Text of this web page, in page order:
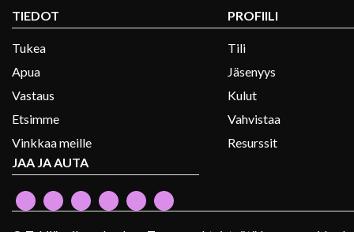
JAA JA AUTA
TIEDOT
Tukea
Apua
Vastaus
Etsimme
Vinkkaa meille
PROFIILI
Tili
Jäsenyys
Kulut
Vahvistaa
Resurssit